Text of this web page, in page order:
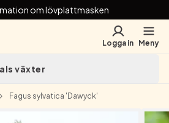
om lövplattmasken
Logga in Meny
växter
Fagus sylvatica 'Dawyck'